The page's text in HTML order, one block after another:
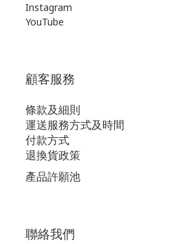
Instagram
YouTube
顧客服務
條款及細則
運送服務方式及時間
付款方式
退換貨政策
產品許願池
聯絡我們